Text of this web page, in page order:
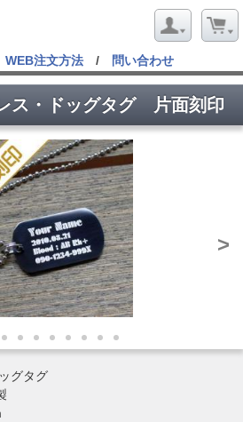
WEB注文方法 / 問い合わせ
ス・ドッグタグ 片面刻印
>
グタグ